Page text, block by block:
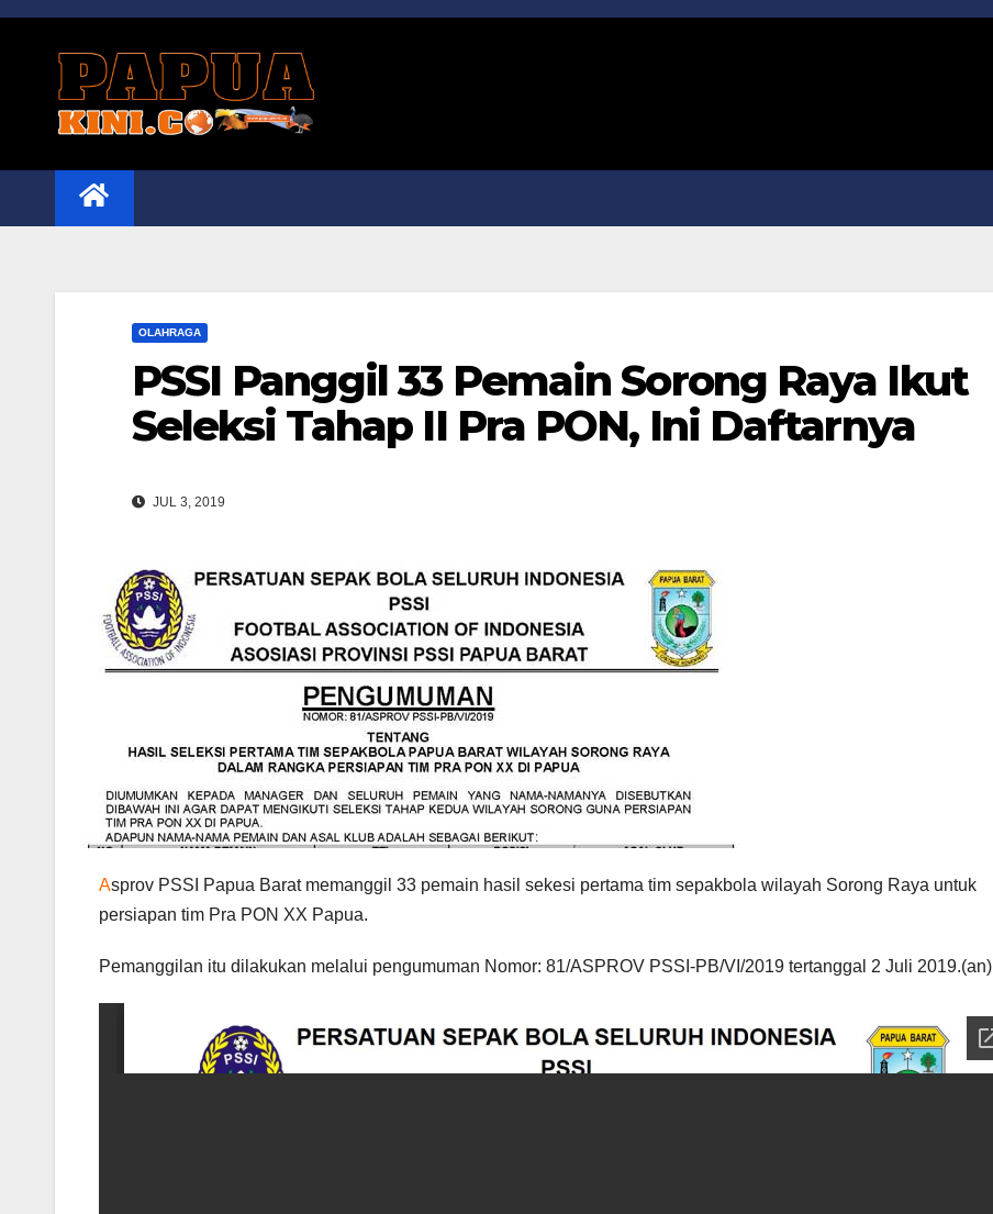
Skip
OLAHRAGA
PSSI Panggil 33 Pemain Sorong Raya Ikut
Seleksi Tahap II Pra PON, Ini Daftarnya
JUL 3, 2019
Asprov PSSI Papua Barat memanggil 33 pemain hasil sekesi pertama tim sepakbola wilayah Sorong Raya untuk
persiapan tim Pra PON XX Papua.
Pemanggilan itu dilakukan melalui pengumuman Nomor: 81/ASPROV PSSI-PB/VI/2019 tertanggal 2 Juli 2019.(an)